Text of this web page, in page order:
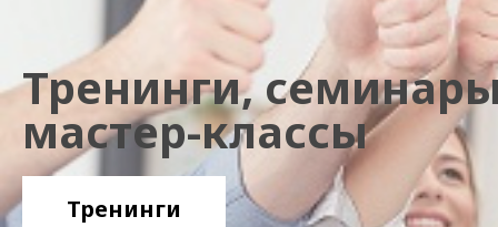
Тренинги,
мастер-классы
Тренинги